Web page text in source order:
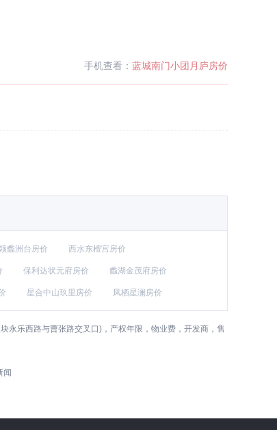
手机查看： 蓝城南门小团月庐房价
蠡洲台房价 西水东檀宫房价
保利达状元府房价 蠡湖金茂府房价
星合中山玖里房价 凤栖星澜房价
永乐西路与曹张路交叉口)，产权年限，物业费，开发商，售
闻